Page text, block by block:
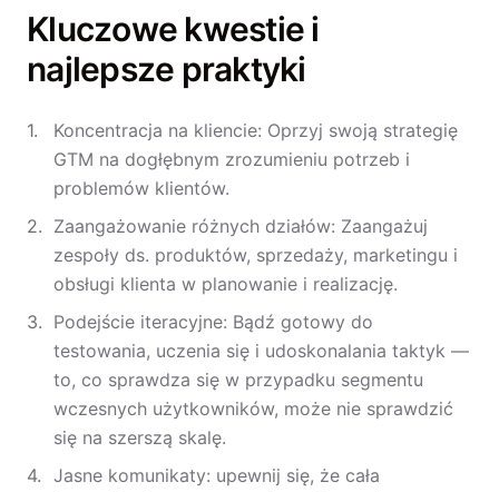
Kluczowe kwestie i
najlepsze praktyki
Koncentracja na kliencie: Oprzyj swoją strategię
GTM na dogłębnym zrozumieniu potrzeb i
problemów klientów.
Zaangażowanie różnych działów: Zaangażuj
zespoły ds. produktów, sprzedaży, marketingu i
obsługi klienta w planowanie i realizację.
Podejście iteracyjne: Bądź gotowy do
testowania, uczenia się i udoskonalania taktyk —
to, co sprawdza się w przypadku segmentu
wczesnych użytkowników, może nie sprawdzić
się na szerszą skalę.
Jasne komunikaty: upewnij się, że cała